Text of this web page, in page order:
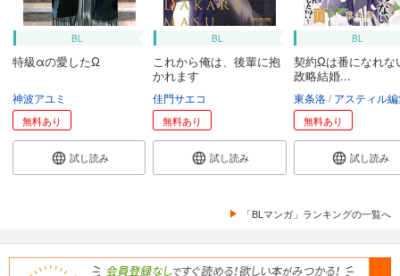
BL
特級αの愛したΩ
神波アユミ
無料あり
試し読み
BL
これから俺は、後輩に抱
かれます
佳門サエコ
無料あり
試し読み
BL
契約Ωは番になれな
政略結婚...
東条洛 アスティル
無料あり
試し読み
「BLマンガ」ランキングの一覧へ